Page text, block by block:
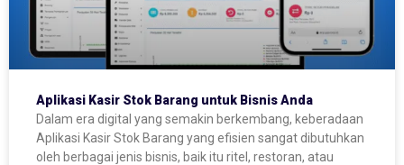
Aplikasi Kasir Stok Barang untuk Bisnis Anda
Dalam era digital yang semakin berkembang, keberadaan
Aplikasi Kasir Stok Barang yang efisien sangat dibutuhkan
oleh berbagai jenis bisnis, baik itu ritel, restoran, atau